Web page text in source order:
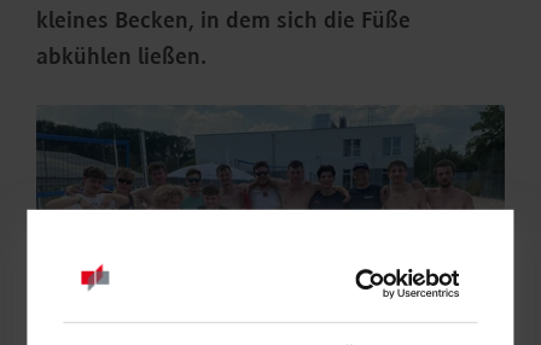
kleines Becken, in dem sich die Füße
abkühlen ließen.